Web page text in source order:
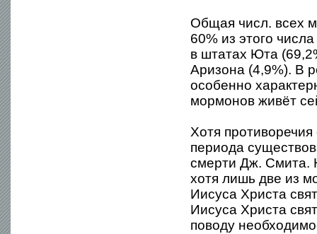
Общая числ. всех
60% из этого
в штатах Юта
Аризона (4,9%). В
особенно
мормонов живёт
Хотя
периода
смерти Дж. Смита.
хотя лишь две из
Иисуса Христа
Иисуса Христа
поводу